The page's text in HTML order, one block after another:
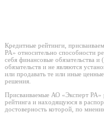
Кредитные рейтинги,
РА» относительно способности
себя финансовые обязательства
обязательств и не являются
или продавать те или иные
решения.
Присваиваемые АО «Эксперт РА»
рейтинга и находящуюся в
достоверность которой, по